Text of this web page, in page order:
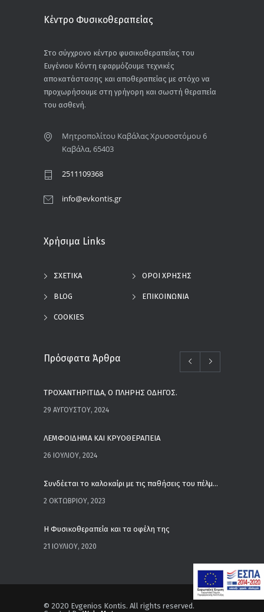
Κέντρο Φυσικοθεραπείας
Στο σύγχρονο κέντρο φυσικοθεραπείας του
Ευγένιου Κόντη εφαρμόζουμε τεχνικές
αποκατάστασης και αποθεραπείας με στόχο να
προχωρήσουμε στη γρήγορη και σωστή θεραπεία
του ασθενή.
Μητροπολίτου Καβάλας Χρυσοστόμου 6
Καβάλα, 65403
2511109368
info@evkontis.gr
Χρήσιμα Links
ΣΧΕΤΙΚΑ ΟΡΟΙ ΧΡΗΣΗΣ
BLOG ΕΠΙΚΟΙΝΩΝΙΑ
COOKIES
Πρόσφατα Άρθρα
ΤΡΟΧΑΝΤΗΡΙΤΙΔΑ, Ο ΠΛΗΡΗΣ ΟΔΗΓΟΣ.
29 ΑΥΓΟΎΣΤΟΥ, 2024
ΛΕΜΦΟΙΔΗΜΑ ΚΑΙ ΚΡΥΟΘΕΡΑΠΕΙΑ
26 ΙΟΥΛΊΟΥ, 2024
Συνδέεται το καλοκαίρι με τις παθήσεις του πέλματος;
2 ΟΚΤΩΒΡΊΟΥ, 2023
Η Φυσικοθεραπεία και τα οφέλη της
21 ΙΟΥΛΊΟΥ, 2020
© 2020 Evgenios Kontis. All rights reserved.